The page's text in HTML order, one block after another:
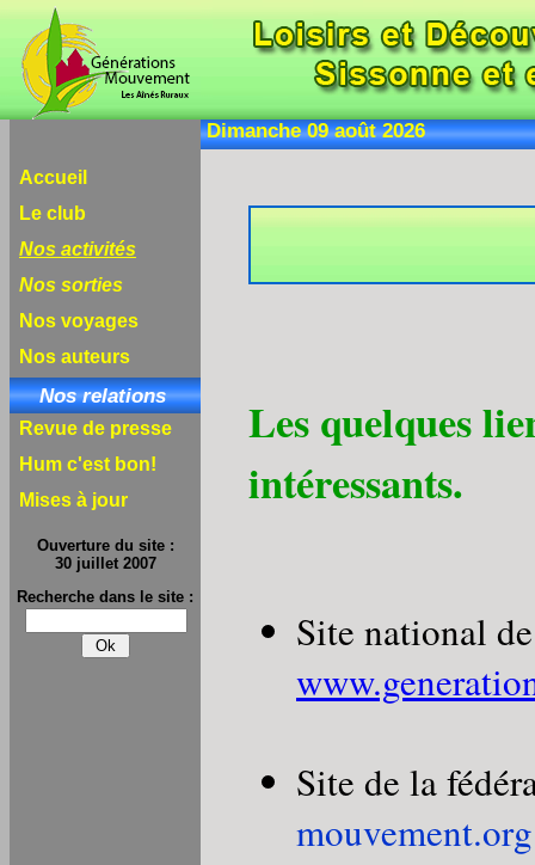
Dimanche 09 août
Accueil
Le club
Nos activités
Nos sorties
Nos voyages
Nos auteurs
Nos relations
Revue de presse
Hum c'est bon!
Mises à jour
Ouverture du site :
30 juillet 2007
Recherche dans le site :
Les quelques
intéressants.
Site national
Site de la
mouvement.org